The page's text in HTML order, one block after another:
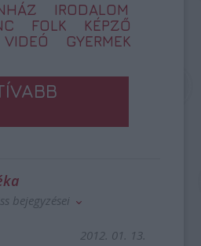
IRODALOM
FOLK
KÉPZŐ
VIDEÓ GYERMEK
bejegyzései
2012. 01. 13.